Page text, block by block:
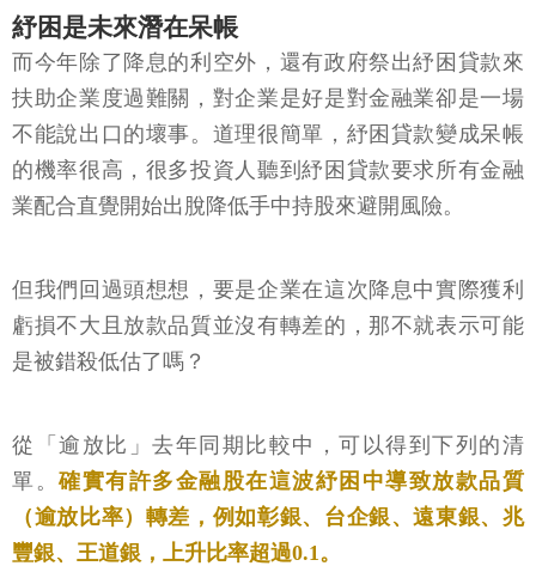
紓困是未來潛在呆帳
而今年除了降息的利空外，還有政府祭出紓困貸款來
扶助企業度過難關，對企業是好是對金融業卻是一場
不能說出口的壞事。道理很簡單，紓困貸款變成呆帳
的機率很高，很多投資人聽到紓困貸款要求所有金融
業配合直覺開始出脫降低手中持股來避開風險。
但我們回過頭想想，要是企業在這次降息中實際獲利
虧損不大且放款品質並沒有轉差的，那不就表示可能
是被錯殺低估了嗎？
從「逾放比」去年同期比較中，可以得到下列的清
單。確實有許多金融股在這波紓困中導致放款品質
（逾放比率）轉差，例如彰銀、台企銀、遠東銀、兆
豐銀、王道銀，上升比率超過0.1。